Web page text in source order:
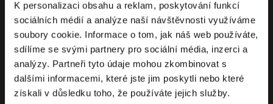
K personalizaci obsahu a reklam, poskytování funkcí
sociálních médií a analýze naší návštěvnosti využíváme
soubory cookie. Informace o tom, jak náš web používáte,
sdílíme se svými partnery pro sociální média, inzerci a
analýzy. Partneři tyto údaje mohou zkombinovat s
dalšími informacemi, které jste jim poskytli nebo které
získali v důsledku toho, že používáte jejich služby.
PRIAMO OD
VÝROBCU
OSOBNÝ
ODBER
DOPRAVA
ZADARMO
RÝCHLE
ZÁRUKA
RECENZIE